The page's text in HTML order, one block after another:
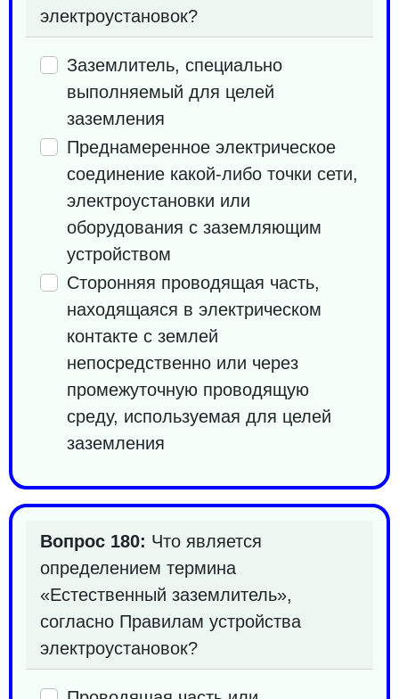
электроустановок?
Заземлитель, специально
выполняемый для целей
заземления
Преднамеренное электрическое
соединение какой-либо точки сети,
электроустановки или
оборудования с заземляющим
устройством
Сторонняя проводящая часть,
находящаяся в электрическом
контакте с землей
непосредственно или через
промежуточную проводящую
среду, используемая для целей
заземления
Вопрос 180: Что является
определением термина
«Естественный заземлитель»,
согласно Правилам устройства
электроустановок?